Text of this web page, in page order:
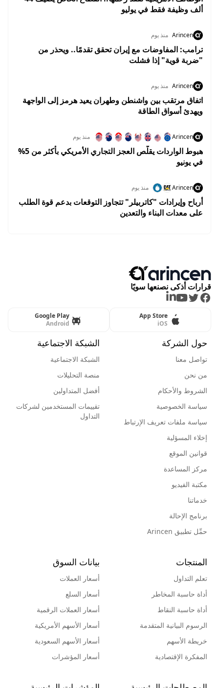
ألف وظيفة فقط في يوليو
Arincen منذ يوم
ترامب: المفاوضات مع إيران تحقق تقدمًا.. ويحذر من
"ضربة قوية" إذا فشلت
Arincen منذ يوم
اتفاق مرتقب بين واشنطن وطهران يعيد هرمز إلى الواجهة
ويهدئ أسواق الطاقة
Arincen منذ يوم
هبوط الواردات يقلّص العجز التجاري الأمريكي بأكثر من 5%
في يونيو
Arincen منذ يوم
أرباح وإيرادات "كاتربيلر" تتجاوز التوقعات بدعم قوة الطلب
على معدات البناء والتعدين
قرارات أذكى نصنعها سويًا
Facebook
Twitter
Youtube
LinkedIn
App Store
iOS
Google Play
Android
حول الشركة
تواصل معنا
من نحن
الشروط والأحكام
سياسة الخصوصية
سياسة ملفات تعريف الإرتباط
إخلاء المسؤلية
قوانين الموقع
مركز المساعدة
مكتبة الفيديو
خدماتنا
برنامج الإحالة
حمِّل تطبيق Arincen
الشبكة الاجتماعية
الشبكة الاجتماعية
منصة التحليلات
أفضل المتداولين
تقييمات المستخدمين لشركات
التداول
المنتجات
تعلم التداول
أداة حاسبة المخاطر
أداة حاسبة النقاط
الرسوم البيانية المتقدمة
خريطة الأسهم
المفكرة الإقتصادية
بيانات السوق
أسعار العملات
أسعار السلع
أسعار العملات الرقمية
أسعار الأسهم الأمريكية
أسعار الأسهم السعودية
أسعار المؤشرات